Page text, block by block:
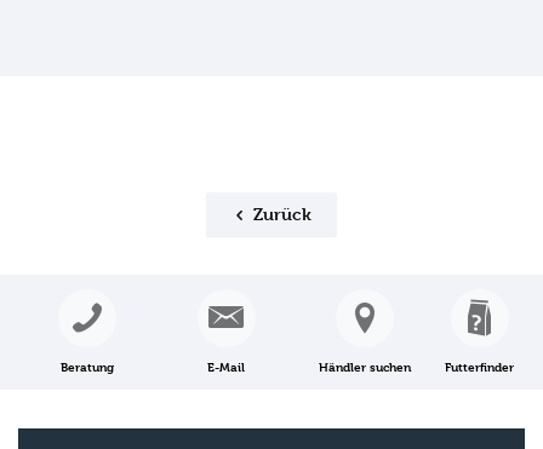
Zurück
Beratung E-Mail Händler suchen Futterfinder